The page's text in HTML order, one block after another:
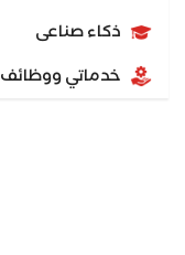
ذكاء صناعى
خدماتي ووظائف